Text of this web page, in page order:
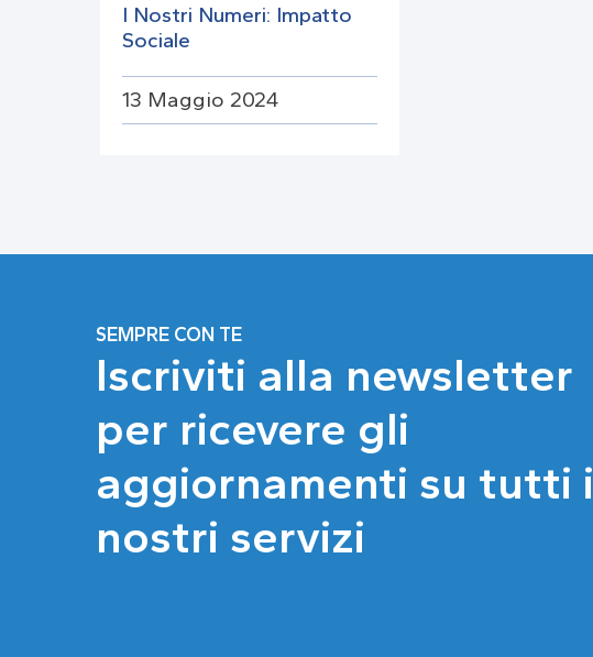
I Nostri Numeri: Impatto
Sociale
13 Maggio 2024
SEMPRE CON TE
Iscriviti alla newsletter
per ricevere gli
aggiornamenti su tutti i
nostri servizi